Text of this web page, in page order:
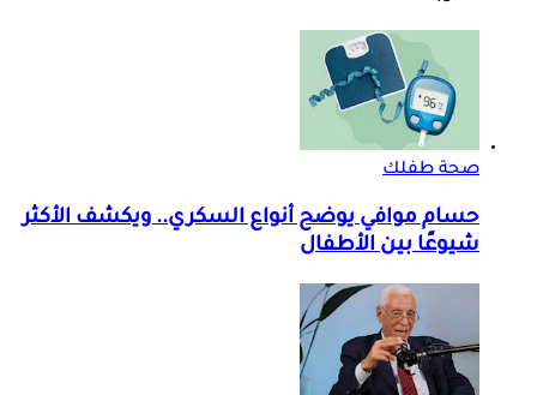
صحة طفلك
حسام موافي يوضح أنواع السكري.. ويكشف الأكثر
شيوعًا بين الأطفال